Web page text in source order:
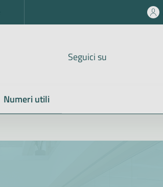
Seguici su
Numeri utili